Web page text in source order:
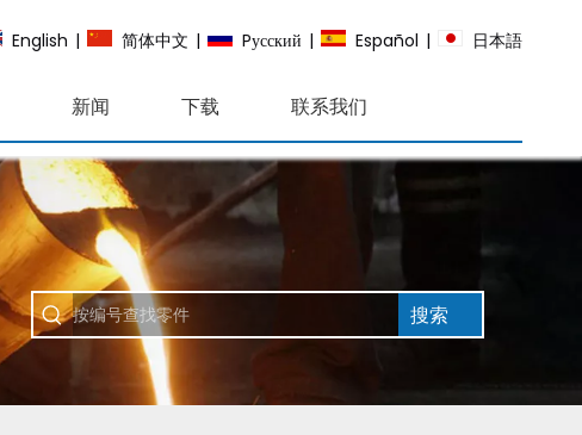
English | 简体中文 | Pусский | Español | 日本語
新闻 下载 联系我们
搜索